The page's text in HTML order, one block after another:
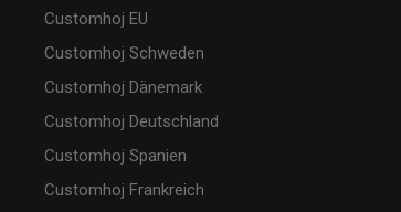
Customhoj EU
Customhoj Schweden
Customhoj Dänemark
Customhoj Deutschland
Customhoj Spanien
Customhoj Frankreich